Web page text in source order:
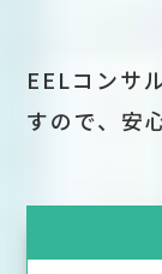
EELコンサ
すので、安